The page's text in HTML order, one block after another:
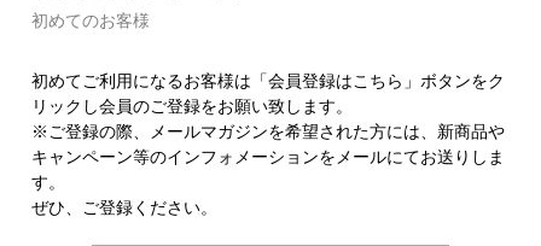
初めてのお客様
初めてご利用になるお客様は「会員登録はこちら」ボタンをク
リックし会員のご登録をお願い致します。
※ご登録の際、メールマガジンを希望された方には、新商品や
キャンペーン等のインフォメーションをメールにてお送りしま
す。
ぜひ、ご登録ください。